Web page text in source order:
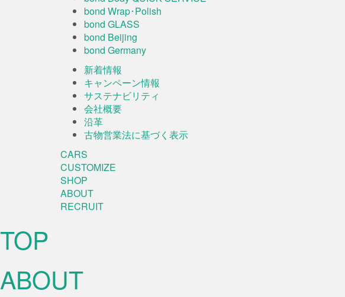
bond Wrap･Polish
bond GLASS
bond Beijing
bond Germany
新着情報
キャンペーン情報
サステナビリティ
会社概要
沿革
古物営業法に基づく表示
CARS
CUSTOMIZE
SHOP
ABOUT
RECRUIT
TOP
ABOUT